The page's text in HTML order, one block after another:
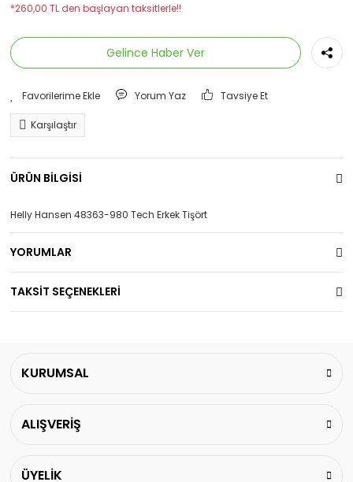
*260,00 TL den başlayan taksitlerle!!
Gelince Haber Ver
Yorum Yaz Tavsiye Et
Karşılaştır
ÜRÜN BİLGİSİ
Helly Hansen 48363-980 Tech Erkek Tişört
YORUMLAR
TAKSİT SEÇENEKLERİ
KURUMSAL
ALIŞVERİŞ
ÜYELİK